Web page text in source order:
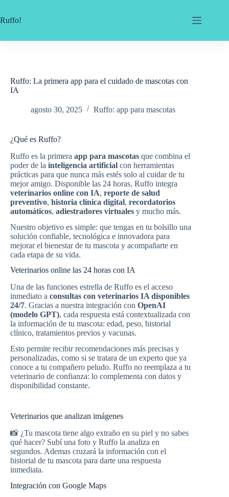
Ruffo!
Ruffo: La primera app para el cuidado de mascotas con
IA
agosto 30, 2025 Ruffo: app para mascotas
¿Qué es Ruffo?
Ruffo es la primera app para mascotas que combina el
poder de la inteligencia artificial con herramientas
prácticas para que nunca más estés solo al cuidar de tu
mejor amigo. Disponible las 24 horas, Ruffo integra
veterinarios online con IA, reporte de salud
preventivo, historia clínica digital, recordatorios
automáticos, adiestradores virtuales y mucho más.
Nuestro objetivo es simple: que tengas en tu bolsillo una
solución confiable, tecnológica e innovadora para
mejorar el bienestar de tu mascota y acompañarte en
cada etapa de su vida.
Veterinarios online las 24 horas con IA
Una de las funciones estrella de Ruffo es el acceso
inmediato a consultas con veterinarios IA disponibles
24/7. Gracias a nuestra integración con OpenAI
(modelo GPT), cada respuesta está contextualizada con
la información de tu mascota: edad, peso, historial
clínico, tratamientos previos y vacunas.
Esto permite recibir recomendaciones más precisas y
personalizadas, como si se tratara de un experto que ya
conoce a tu compañero peludo. Ruffo no reemplaza a tu
veterinario de confianza: lo complementa con datos y
disponibilidad constante.
Veterinarios que analizan imágenes
📸 ¿Tu mascota tiene algo extraño en su piel y no sabes
qué hacer? Subí una foto y Ruffo la analiza en
segundos. Ademas cruzará la información con el
historial de tu mascota para darte una respuesta
inmediata.
Integración con Google Maps